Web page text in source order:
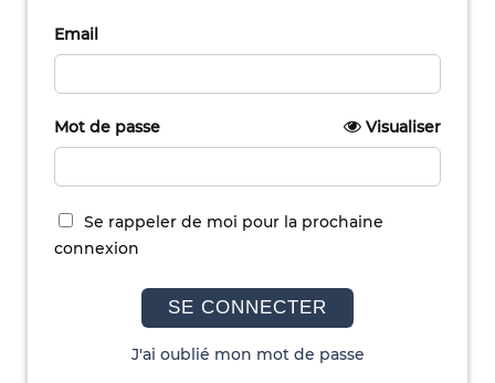
Email
Mot de passe Visualiser
Se rappeler de moi pour la prochaine
connexion
SE CONNECTER
J'ai oublié mon mot de passe